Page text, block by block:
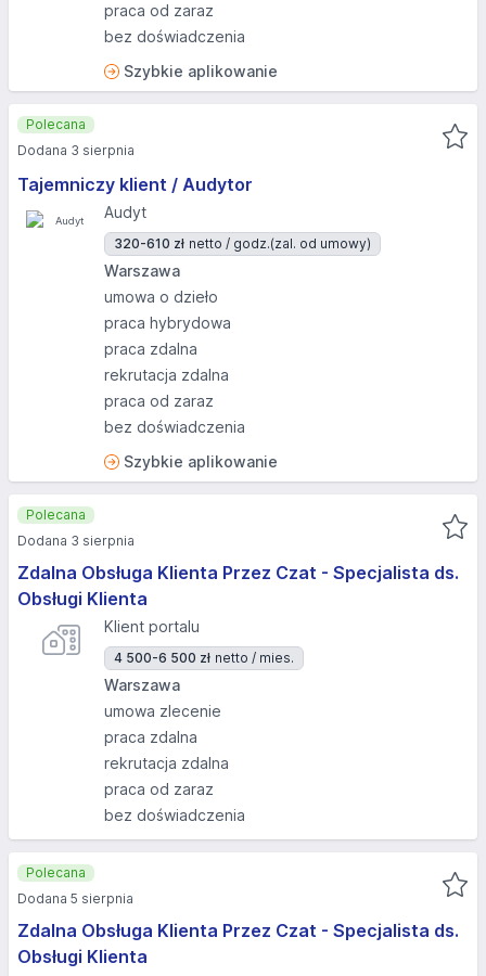
praca od zaraz
bez doświadczenia
Szybkie aplikowanie
Tajemniczy klient / Audytor
Audyt
320-610 zł netto / godz.(zal. od umowy)
Warszawa
umowa o dzieło
praca hybrydowa
praca zdalna
rekrutacja zdalna
praca od zaraz
bez doświadczenia
Szybkie aplikowanie
Polecana
Dodana 3 sierpnia
Zdalna Obsługa Klienta Przez Czat - Specjalista ds.
Obsługi Klienta
Klient portalu
4 500-6 500 zł netto / mies.
Warszawa
umowa zlecenie
praca zdalna
rekrutacja zdalna
praca od zaraz
bez doświadczenia
Polecana
Dodana 3 sierpnia
Zdalna Obsługa Klienta Przez Czat - Specjalista ds.
Obsługi Klienta
Polecana
Dodana 5 sierpnia